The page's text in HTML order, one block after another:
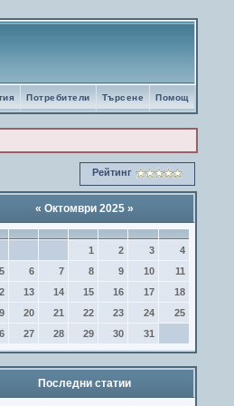
Помощ
Търсене
Потребители
Рейтинг
« Октомври 2025 »
1 2 3
4
5
6 7 8 9 10
11
13 14 15 16 17
18
20 21 22 23 24
25
27 28 29 30 31
Последни статии